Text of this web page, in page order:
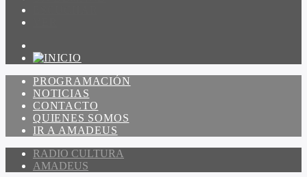
PROGRAMACIÓN
NOTICIAS
CONTACTO
QUIENES SOMOS
IR A AMADEUS
RADIO CULTURA
AMADEUS